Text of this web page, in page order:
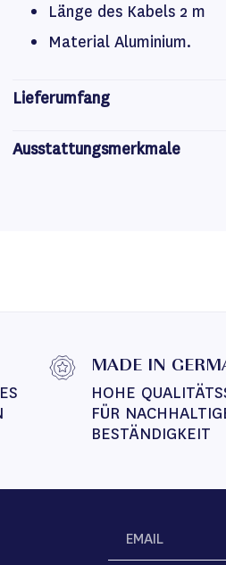
Länge des Kabels 2 m
Material Aluminium.
Lieferumfang
Ausstattungsmerkmale
MADE IN
HOHE
FÜR
BESTÄNDIGKEIT